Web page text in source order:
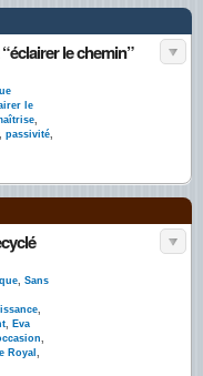
le chemin”
le
,
, passivité,
, Sans
,
, Eva
,
Royal ,